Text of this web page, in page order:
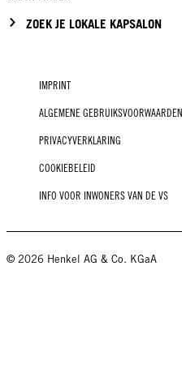
ZOEK JE LOKALE KAPSALON
IMPRINT
ALGEMENE GEBRUIKSVOORWAARDEN
PRIVACYVERKLARING
COOKIEBELEID
INFO VOOR INWONERS VAN DE VS
© 2026 Henkel AG & Co. KGaA